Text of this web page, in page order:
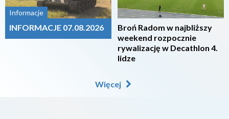
Informacje
INFORMACJE 07.08.2026
Broń Radom w najbliższy
weekend rozpocznie
rywalizację w Decathlon 4.
lidze
Więcej